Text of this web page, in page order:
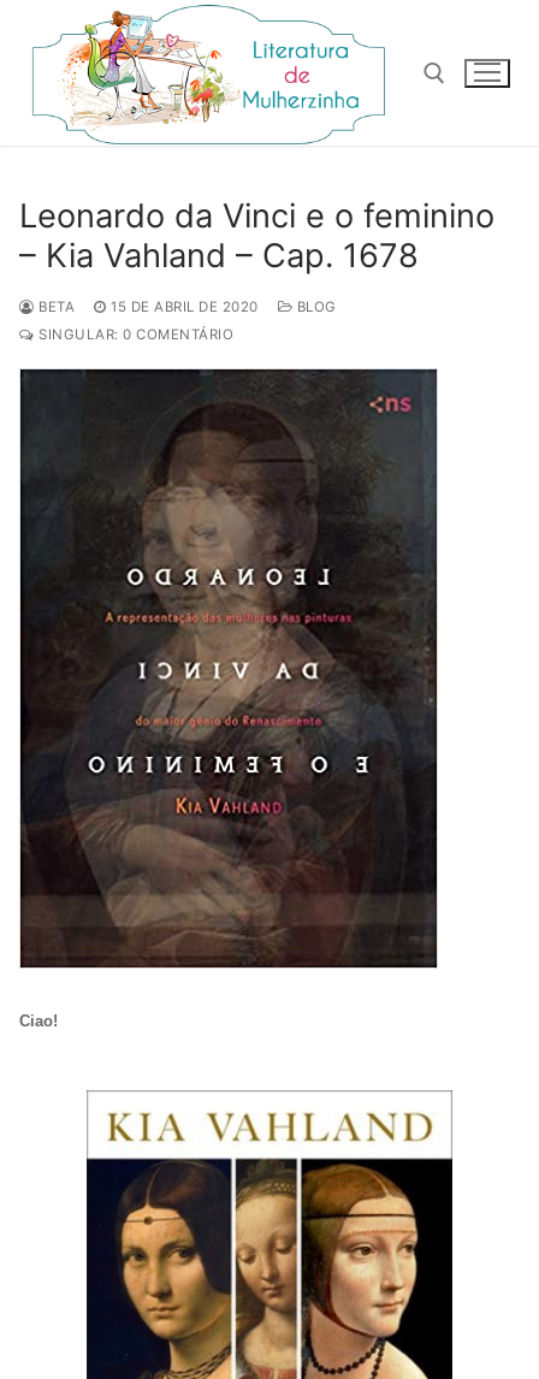
para
conteúdo
Leonardo da Vinci e o feminino
– Kia Vahland – Cap. 1678
BETA 15 DE ABRIL DE 2020
BLOG
SINGULAR: 0 COMENTÁRIO
Ciao!